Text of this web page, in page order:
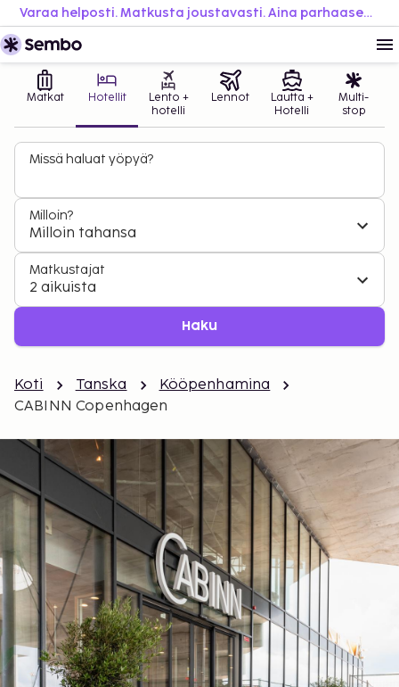
Varaa helposti. Matkusta joustavasti. Aina parhaaseen hintaan.
Matkat Hotellit
Lento +
hotelli
Lennot
Lautta +
Hotelli
Multi-
stop
Missä haluat yöpyä?
Milloin?
Milloin tahansa
Matkustajat
2 aikuista
Haku
Koti Tanska
Kööpenhamina
CABINN Copenhagen